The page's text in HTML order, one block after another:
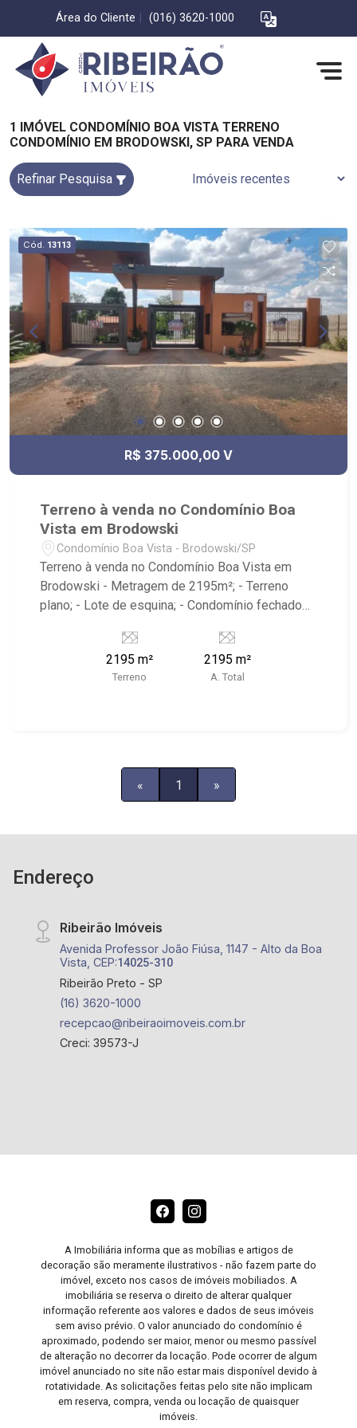
Área do Cliente (016) 3620-1000
1 IMÓVEL CONDOMÍNIO BOA VISTA TERRENO
CONDOMÍNIO EM BRODOWSKI, SP PARA VENDA
Refinar Pesquisa
Cód. 13113
R$ 375.000,00 V
Terreno à venda no Condomínio Boa
Vista em Brodowski
Condomínio Boa Vista - Brodowski/SP
Terreno à venda no Condomínio Boa Vista em
Brodowski - Metragem de 2195m²; - Terreno
plano; - Lote de esquina; - Condomínio fechado
luz e asfalto; - Aceita permuta.
2195 m²
Terreno
2195 m²
A. Total
« 1 »
Endereço
Ribeirão Imóveis
Avenida Professor João Fiúsa, 1147 - Alto da Boa
Vista, CEP:14025-310
Ribeirão Preto - SP
(16) 3620-1000
recepcao@ribeiraoimoveis.com.br
Creci: 39573-J
A Imobiliária informa que as mobílias e artigos de
decoração são meramente ilustrativos - não fazem parte do
imóvel, exceto nos casos de imóveis mobiliados. A
imobiliária se reserva o direito de alterar qualquer
informação referente aos valores e dados de seus imóveis
sem aviso prévio. O valor anunciado do condomínio é
aproximado, podendo ser maior, menor ou mesmo passível
de alteração no decorrer da locação. Pode ocorrer de algum
imóvel anunciado no site não estar mais disponível devido à
rotatividade. As solicitações feitas pelo site não implicam
em reserva, compra, venda ou locação de quaisquer
imóveis.